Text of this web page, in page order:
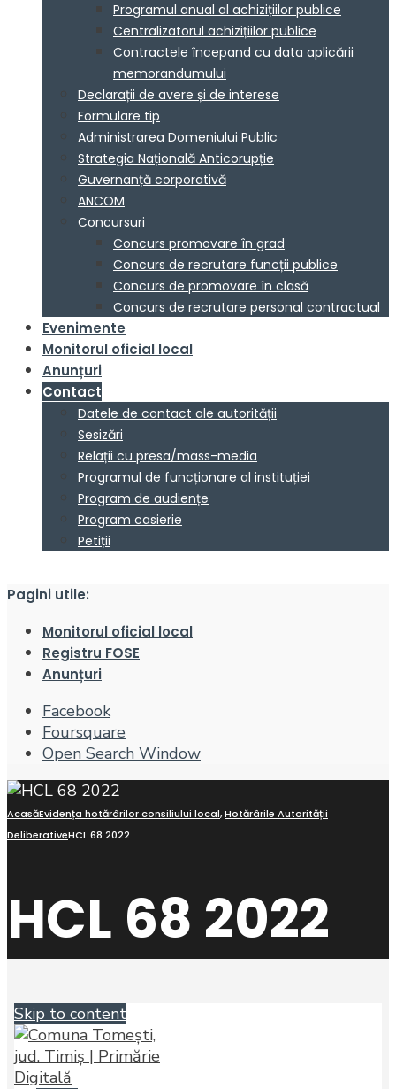
Programul anual al achizițiilor publice
Centralizatorul achizițiilor publice
Contractele începand cu data aplicării
memorandumului
Declarații de avere și de interese
Formulare tip
Administrarea Domeniului Public
Strategia Națională Anticorupție
Guvernanță corporativă
ANCOM
Concursuri
Concurs promovare în grad
Concurs de recrutare funcții publice
Concurs de promovare în clasă
Concurs de recrutare personal contractual
Evenimente
Monitorul oficial local
Anunțuri
Contact
Datele de contact ale autorității
Sesizări
Relații cu presa/mass-media
Programul de funcționare al instituției
Program de audiențe
Program casierie
Petiții
Pagini utile:
Monitorul oficial local
Registru FOSE
Anunțuri
Facebook
Foursquare
Open Search Window
AcasăEvidența hotărârilor consiliului local,Hotărârile Autorității
DeliberativeHCL 68 2022
HCL 68 2022